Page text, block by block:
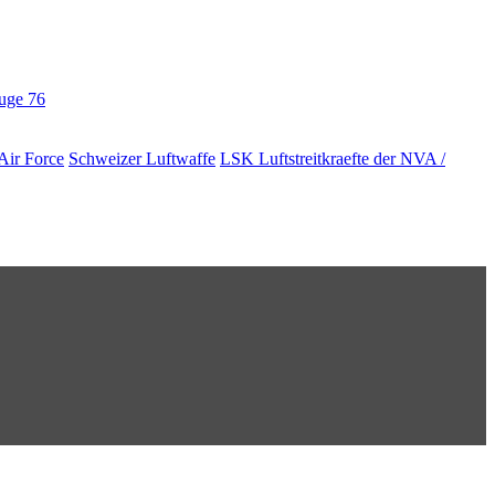
76
Force Schweizer Luftwaffe LSK Luftstreitkraefte der NVA /